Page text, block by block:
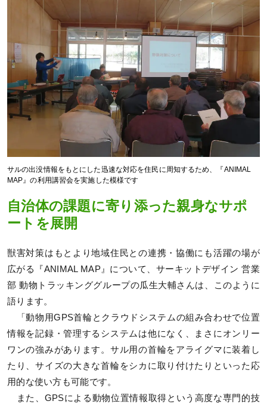
サルの出没情報をもとにした迅速な対応を住民に周知するため、『ANIMAL
MAP』の利用講習会を実施した模様です
自治体の課題に寄り添った親身なサポ
ートを展開
獣害対策はもとより地域住民との連携・協働にも活躍の場が
広がる『ANIMAL MAP』について、サーキットデザイン 営業
部 動物トラッキンググループの瓜生大輔さんは、このように
語ります。
「動物用GPS首輪とクラウドシステムの組み合わせで位置
情報を記録・管理するシステムは他になく、まさにオンリー
ワンの強みがあります。サル用の首輪をアライグマに装着し
たり、サイズの大きな首輪をシカに取り付けたりといった応
用的な使い方も可能です。
また、GPSによる動物位置情報取得という高度な専門的技